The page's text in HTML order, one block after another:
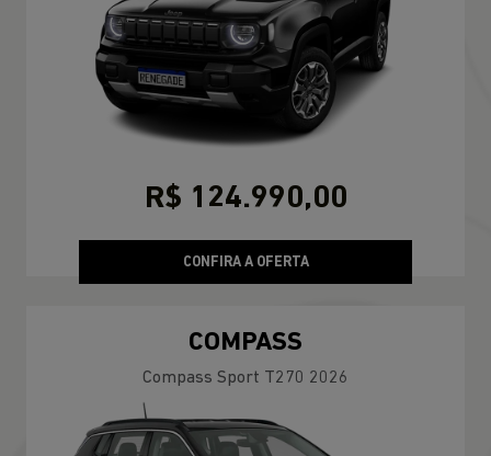
R$ 124.990,00
CONFIRA A OFERTA
COMPASS
Compass Sport T270 2026